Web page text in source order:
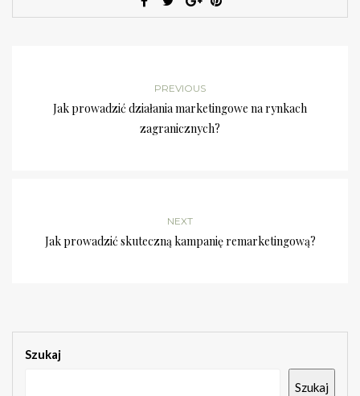
PREVIOUS
Jak prowadzić działania marketingowe na rynkach
zagranicznych?
NEXT
Jak prowadzić skuteczną kampanię remarketingową?
Szukaj
Szukaj